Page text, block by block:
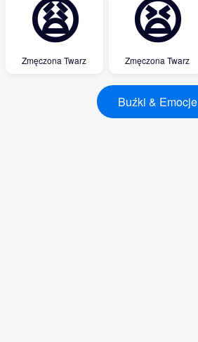
😩
Zmęczona Twarz
😫
Zmęczona Twarz
Buźki & Emocje